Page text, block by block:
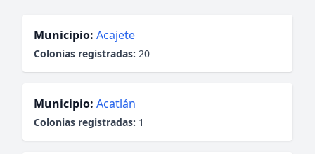
Municipio: Acajete
Colonias registradas: 20
Municipio: Acatlán
Colonias registradas: 1